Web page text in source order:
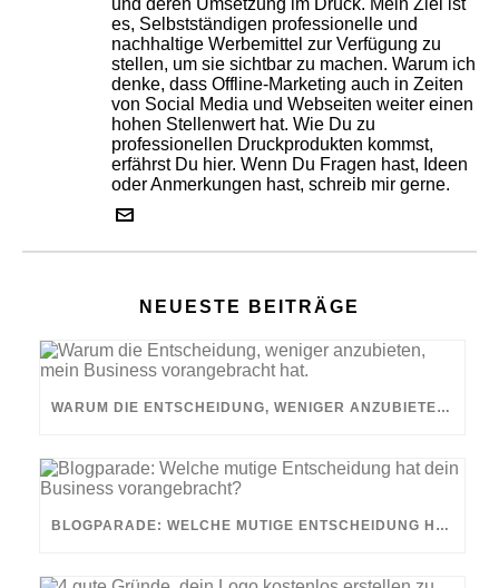
und deren Umsetzung im Druck. Mein Ziel ist
es, Selbstständigen professionelle und
nachhaltige Werbemittel zur Verfügung zu
stellen, um sie sichtbar zu machen. Warum ich
denke, dass Offline-Marketing auch in Zeiten
von Social Media und Webseiten weiter einen
hohen Stellenwert hat. Wie Du zu
professionellen Druckprodukten kommst,
erfährst Du hier. Wenn Du Fragen hast, Ideen
oder Anmerkungen hast, schreib mir gerne.
NEUESTE BEITRÄGE
WARUM DIE ENTSCHEIDUNG, WENIGER ANZUBIETEN, MEIN BUSINESS VORANGEBRACHT HAT.
BLOGPARADE: WELCHE MUTIGE ENTSCHEIDUNG HAT DEIN BUSINESS VORANGEBRACHT?